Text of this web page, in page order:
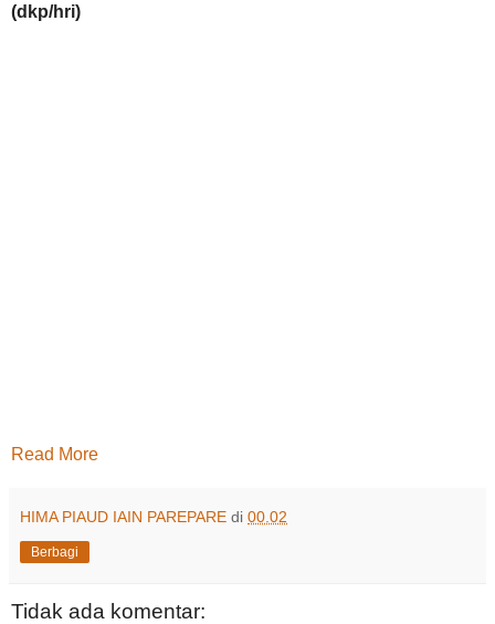
(dkp/hri)
Read More
HIMA PIAUD IAIN PAREPARE di 00.02
Berbagi
Tidak ada komentar: